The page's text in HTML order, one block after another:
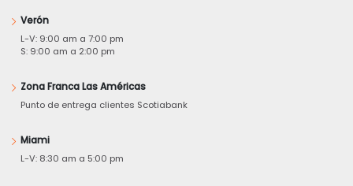
Verón
L-V: 9:00 am a 7:00 pm
S: 9:00 am a 2:00 pm
Zona Franca Las Américas
Punto de entrega clientes Scotiabank
Miami
L-V: 8:30 am a 5:00 pm